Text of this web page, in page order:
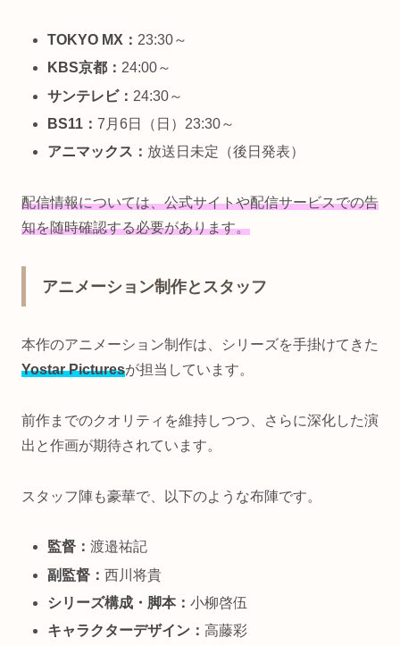
TOKYO MX： 23:30～
KBS京都： 24:00～
サンテレビ： 24:30～
BS11：7月6日（日）23:30～
アニマックス： 放送日未定（後日発表）
配信情報については、公式サイトや配信サービスでの告
知を随時確認する必要があります。
アニメーション制作とスタッフ
本作のアニメーション制作は、シリーズを手掛けてきた
Yostar Picturesが担当しています。
前作までのクオリティを維持しつつ、さらに深化した演
出と作画が期待されています。
スタッフ陣も豪華で、以下のような布陣です。
監督：渡邉祐記
副監督：西川将貴
シリーズ構成・脚本：小柳啓伍
キャラクターデザイン：高藤彩